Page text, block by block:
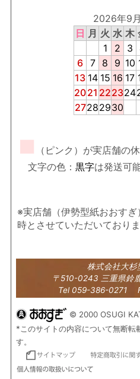
2026年9月
日 月 火 水 木
1
2 3
6 7 8 9 10
13 14 15 16 17
2021 222324
27282930
■
（ピンク）が実店舗の
文字の色： 黒字は発送可
※実店舗（伊勢型紙おおす
時とさせていただいておりま
株式会社大
〒510-0243 三重県鈴
Tel 059-386-0271
© 2000 OSUGI
*このサイトの内容について無断転
す。